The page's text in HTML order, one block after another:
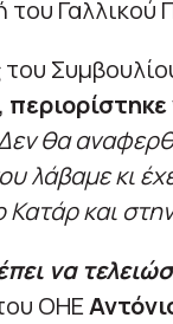
Γαλλικού
θα
λάβαμε κι
Κατάρ και
να
ΟΗΕ